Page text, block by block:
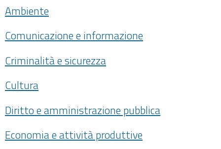
Ambiente
Comunicazione e informazione
Criminalità e sicurezza
Cultura
Diritto e amministrazione pubblica
Economia e attività produttive